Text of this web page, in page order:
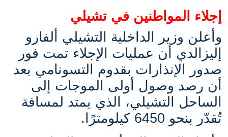
إجلاء المواطنين في تشيلي
وأعلن وزير الداخلية التشيلي ألفارو
إليزالدي أن عمليات الإجلاء تمت فور
صدور الإنذارات بقدوم التسونامي بعد
أن رصد وصول أولى الموجات إلى
الساحل التشيلي، الذي يمتد لمسافة
تُقدّر بنحو 6450 كيلومترًا.